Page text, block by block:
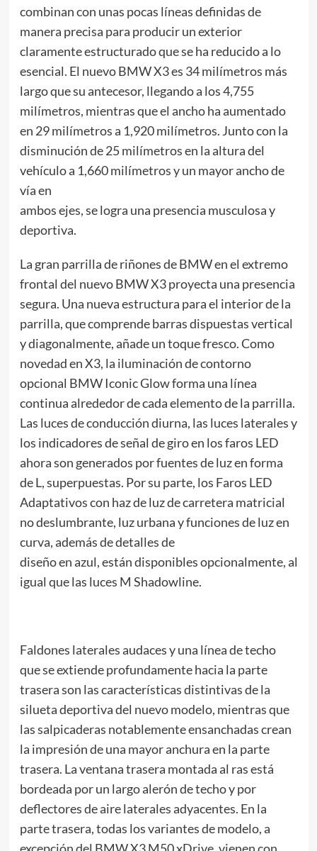
combinan con unas pocas líneas definidas de
manera precisa para producir un exterior
claramente estructurado que se ha reducido a lo
esencial. El nuevo BMW X3 es 34 milímetros más
largo que su antecesor, llegando a los 4,755
milímetros, mientras que el ancho ha aumentado
en 29 milímetros a 1,920 milímetros. Junto con la
disminución de 25 milímetros en la altura del
vehículo a 1,660 milímetros y un mayor ancho de
vía en
ambos ejes, se logra una presencia musculosa y
deportiva.
La gran parrilla de riñones de BMW en el extremo
frontal del nuevo BMW X3 proyecta una presencia
segura. Una nueva estructura para el interior de la
parrilla, que comprende barras dispuestas vertical
y diagonalmente, añade un toque fresco. Como
novedad en X3, la iluminación de contorno
opcional BMW Iconic Glow forma una línea
continua alrededor de cada elemento de la parrilla.
Las luces de conducción diurna, las luces laterales y
los indicadores de señal de giro en los faros LED
ahora son generados por fuentes de luz en forma
de L, superpuestas. Por su parte, los Faros LED
Adaptativos con haz de luz de carretera matricial
no deslumbrante, luz urbana y funciones de luz en
curva, además de detalles de
diseño en azul, están disponibles opcionalmente, al
igual que las luces M Shadowline.
Faldones laterales audaces y una línea de techo
que se extiende profundamente hacia la parte
trasera son las características distintivas de la
silueta deportiva del nuevo modelo, mientras que
las salpicaderas notablemente ensanchadas crean
la impresión de una mayor anchura en la parte
trasera. La ventana trasera montada al ras está
bordeada por un largo alerón de techo y por
deflectores de aire laterales adyacentes. En la
parte trasera, todas los variantes de modelo, a